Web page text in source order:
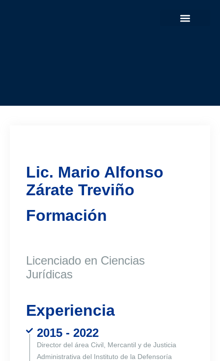
Lic. Mario Alfonso
Zárate Treviño
Formación
Licenciado en Ciencias
Jurídicas
Experiencia
2015 - 2022
Director del área Civil, Mercantil y de Justicia
Administrativa del Instituto de la Defensoría